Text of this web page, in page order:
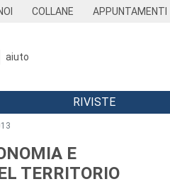
COLLANE APPUNTAMENTI
aiuto
RIVISTE
E
TERRITORIO